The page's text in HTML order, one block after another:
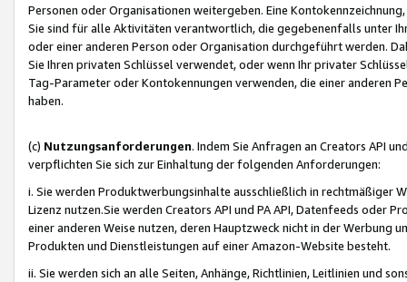
Personen oder Organisationen weitergeben. Eine
Sie sind für alle Aktivitäten verantwortlich, die gegebenenfalls unter
oder einer anderen Person oder Organisation durchgeführt werden.
Sie Ihren privaten Schlüssel verwendet, oder wenn Ihr privater
Tag-Parameter oder Kontokennungen verwenden, die einer anderen
haben.
(c) Nutzungsanforderungen. Indem Sie Anfragen an Creators API
verpflichten Sie sich zur Einhaltung der folgenden Anforderungen:
i. Sie werden Produktwerbungsinhalte ausschließlich in rechtmäßiger
Lizenz nutzen.Sie werden Creators API und PA API, Datenfeeds oder
einer anderen Weise nutzen, deren Hauptzweck nicht in der Werbung
Produkten und Dienstleistungen auf einer Amazon-Website besteht.
ii. Sie werden sich an alle Seiten, Anhänge, Richtlinien, Leitlinien und